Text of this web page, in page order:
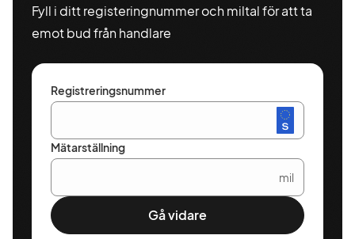
Fyll i ditt registeringnummer och miltal för att ta
emot bud från handlare
Registreringsnummer
Mätarställning
mil
Gå vidare